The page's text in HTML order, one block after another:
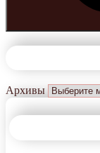
Архивы